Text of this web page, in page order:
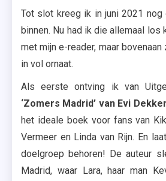
Tot slot kreeg ik in juni 2021 nog
binnen. Nu had ik die allemaal los
met mijn e-reader, maar
in vol ornaat.
Als eerste ontving ik van
‘Zomers Madrid’ van Evi
het ideale boek voor fans van
Vermeer en Linda van Rijn. En
doelgroep behoren! De auteur
Madrid, waar Lara, haar man